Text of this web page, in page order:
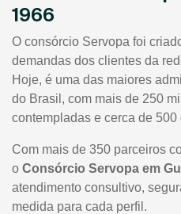
1966
O consórcio Servopa foi
demandas dos clientes da
Hoje, é uma das maiores
do Brasil, com mais de 250
contempladas e cerca de 500
Com mais de 350 parceiros
o Consórcio Servopa em
atendimento consultivo,
medida para cada perfil.